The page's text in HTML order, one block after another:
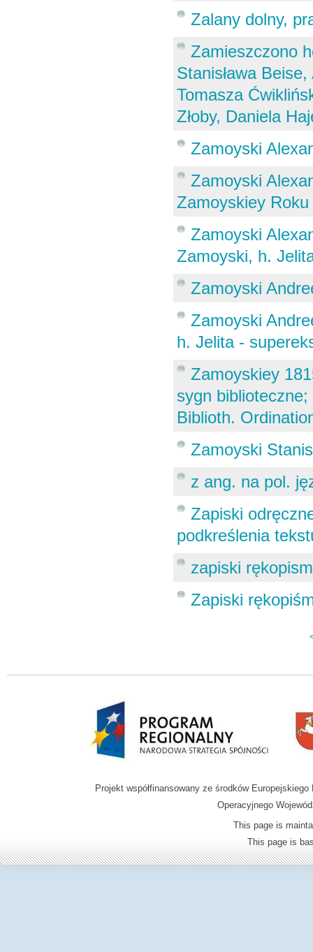
Zalany dolny,
Zamieszczono
Stanisława
Tomasza
Złoby, Daniela
Zamoyski
Zamoyski
Zamoyskiey
Zamoyski
Zamoyski, h.
Zamoyski
Zamoyski
h. Jelita -
Zamoyskiey
sygn
Biblioth.
Zamoyski
z ang. na pol.
Zapiski
podkreślenia
zapiski
Zapiski
Projekt współfinansowany ze środków
Operacyjnego
This page is
This page is